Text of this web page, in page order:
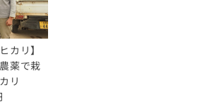
カリ】
薬で栽
リ